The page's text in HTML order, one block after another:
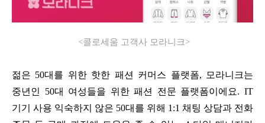
<콜로세움 고객사 모라니크>
젊은 50대를 위한 핫한 패션 커머스 플랫폼,
모라니크는
중년인
50대 여성들을 위한 패션 전문 플랫폼이에요. IT
기기 사용 익숙하지 않은 50대를 위해 1:1 채팅 상담과 전화